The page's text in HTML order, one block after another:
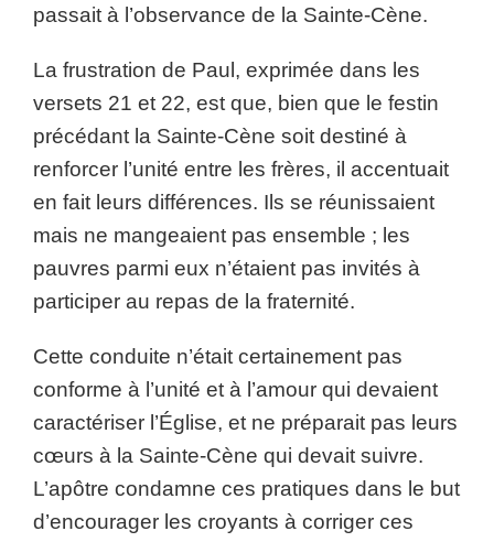
passait à l’observance de la Sainte-Cène.
La frustration de Paul, exprimée dans les
versets 21 et 22, est que, bien que le festin
précédant la Sainte-Cène soit destiné à
renforcer l’unité entre les frères, il accentuait
en fait leurs différences. Ils se réunissaient
mais ne mangeaient pas ensemble ; les
pauvres parmi eux n’étaient pas invités à
participer au repas de la fraternité.
Cette conduite n’était certainement pas
conforme à l’unité et à l’amour qui devaient
caractériser l’Église, et ne préparait pas leurs
cœurs à la Sainte-Cène qui devait suivre.
L’apôtre condamne ces pratiques dans le but
d’encourager les croyants à corriger ces